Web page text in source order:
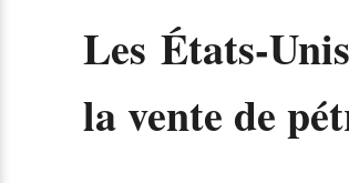
Les États-
la vente de